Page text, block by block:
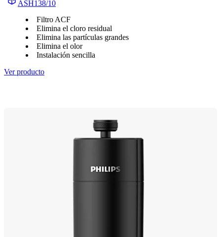
ASH138/10
Filtro ACF
Elimina el cloro residual
Elimina las partículas grandes
Elimina el olor
Instalación sencilla
Ver producto